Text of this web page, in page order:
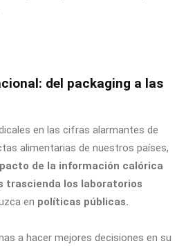
del packaging a las
en las cifras alarmantes de
alimentarias de nuestros países,
de la información calórica
trascienda los laboratorios
en políticas públicas.
a hacer mejores decisiones en su